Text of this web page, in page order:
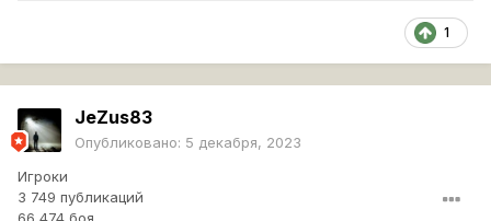
1
JeZus83
Опубликовано: 5 декабря, 2023
Игроки
3 749 публикаций